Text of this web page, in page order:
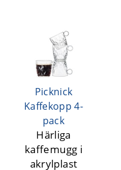
Picknick
Kaffekopp 4-
pack
Härliga
kaffemugg i
akrylplast